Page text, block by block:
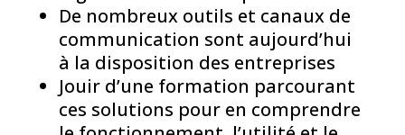
De nombreux outils et canaux de
communication sont aujourd’hui
à la disposition des entreprises
Jouir d’une formation parcourant
ces solutions pour en comprendre